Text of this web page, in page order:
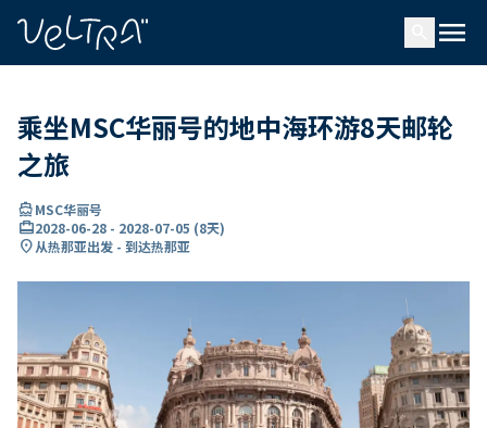
menu
乘坐MSC华丽号的地中海环游8天邮轮
之旅
directions_boatMSC华丽号
card_travel2028-06-28 - 2028-07-05 (8天)
location_on从热那亚出发 - 到达热那亚